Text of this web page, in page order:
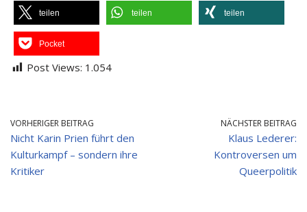
teilen teilen teilen
Pocket
Post Views: 1.054
VORHERIGER BEITRAG
Nicht Karin Prien führt den
Kulturkampf – sondern ihre
Kritiker
NÄCHSTER BEITRAG
Klaus Lederer:
Kontroversen um
Queerpolitik